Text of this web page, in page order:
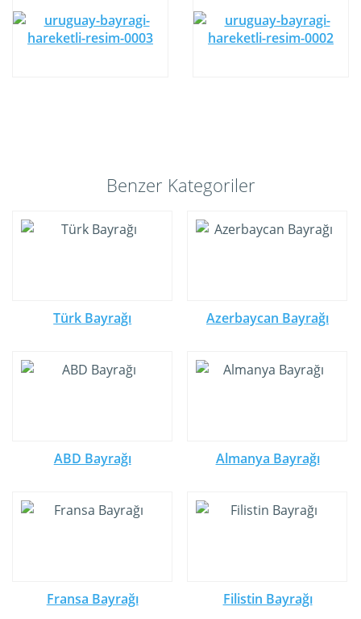
Benzer Kategoriler
Türk Bayrağı Azerbaycan Bayrağı
ABD Bayrağı Almanya Bayrağı
Fransa Bayrağı Filistin Bayrağı